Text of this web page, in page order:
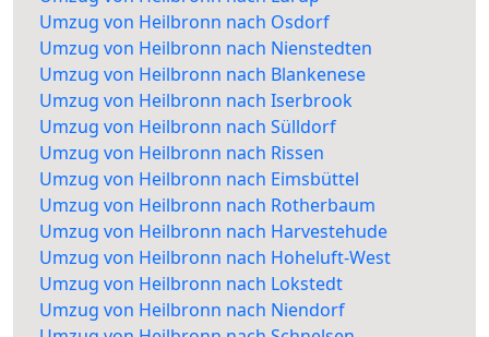
Umzug von Heilbronn nach Osdorf
Umzug von Heilbronn nach Nienstedten
Umzug von Heilbronn nach Blankenese
Umzug von Heilbronn nach Iserbrook
Umzug von Heilbronn nach Sülldorf
Umzug von Heilbronn nach Rissen
Umzug von Heilbronn nach Eimsbüttel
Umzug von Heilbronn nach Rotherbaum
Umzug von Heilbronn nach Harvestehude
Umzug von Heilbronn nach Hoheluft-West
Umzug von Heilbronn nach Lokstedt
Umzug von Heilbronn nach Niendorf